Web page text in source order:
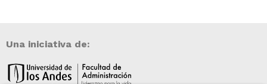
Una iniciativa de: